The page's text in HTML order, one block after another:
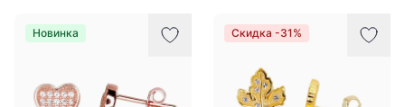
Новинка Скидка -31%